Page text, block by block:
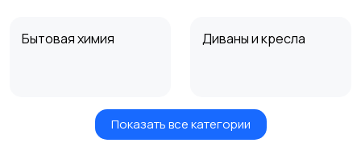
Бытовая химия Диваны и кресла
Кровати и матрасы Кухонные гарнитуры
Показать все категории